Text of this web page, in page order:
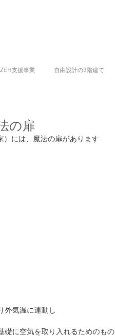
ZEH支援事業 自由設計の3階建て
の扉
）には、魔法の扉があります
外気温に連動し
礎に空気を取り入れるためのも